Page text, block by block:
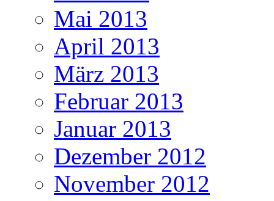
Mai 2013
April 2013
März 2013
Februar 2013
Januar 2013
Dezember 2012
November 2012